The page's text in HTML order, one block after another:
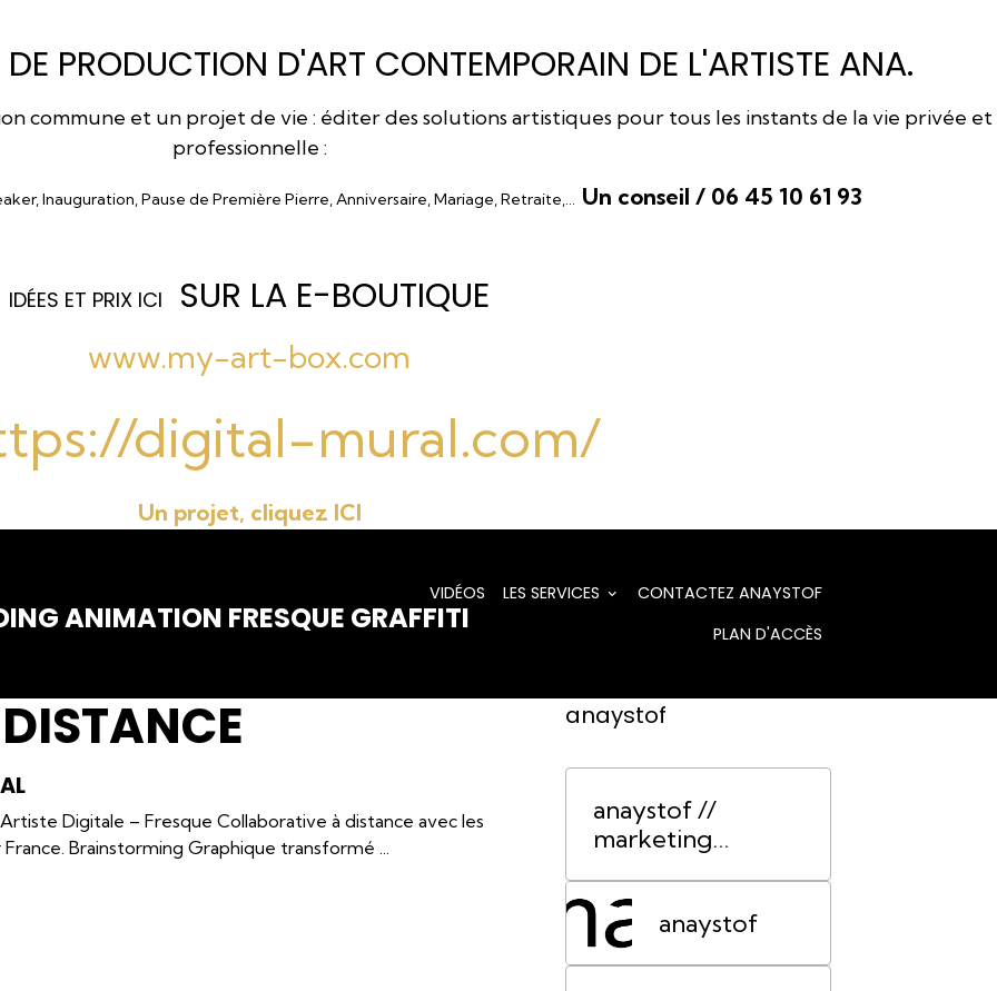
PRODUCTION D'ART CONTEMPORAIN DE L'ARTISTE ANA.
commune et un projet de vie : éditer des solutions artistiques pour tous les instants de la vie privée et
professionnelle :
Inauguration, Pause de Première Pierre, Anniversaire, Mariage, Retraite,… Un conseil / 06 45 10 61 93
IDÉES ET PRIX ICI SUR LA E-BOUTIQUE
www.my-art-box.com
digital-mural.com/
Un projet, cliquez ICI
ANIMATION FRESQUE GRAFFITI
VIDÉOS LES SERVICES
CONTACTEZ ANAYSTOF
PLAN D'ACCÈS
Digitale – Fresque Collaborative à distance avec les
Brainstorming Graphique transformé ...
anaystof
anaystof //
marketing
Lyon
anaystof